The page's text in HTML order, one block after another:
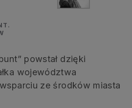
powstał dzięki
województwa
ze środków miasta